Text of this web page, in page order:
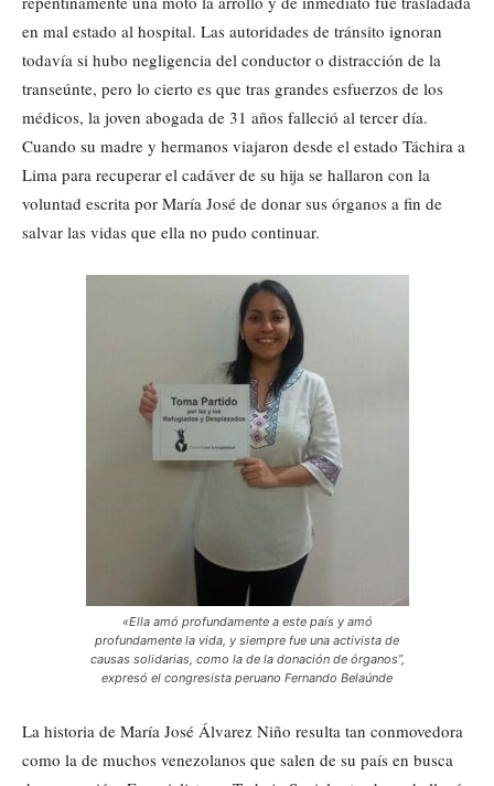
en mal estado al hospital. Las autoridades de tránsito ignoran
todavía si hubo negligencia del conductor o distracción de la
transeúnte, pero lo cierto es que tras grandes esfuerzos de los
médicos, la joven abogada de 31 años falleció al tercer día.
Cuando su madre y hermanos viajaron desde el estado Táchira a
Lima para recuperar el cadáver de su hija se hallaron con la
voluntad escrita por María José de donar sus órganos a fin de
salvar las vidas que ella no pudo continuar.
«Ella amó profundamente a este país y amó
profundamente la vida, y siempre fue una activista de
causas solidarias, como la de la donación de órganos”,
expresó el congresista peruano Fernando Belaúnde
La historia de María José Álvarez Niño resulta tan conmovedora
como la de muchos venezolanos que salen de su país en busca